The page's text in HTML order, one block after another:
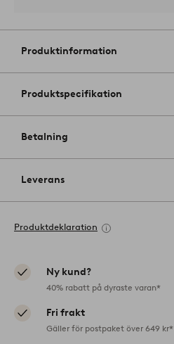
Produktinformation
Produktspecifikation
Betalning
Leverans
Produktdeklaration
Ny kund?
40% rabatt på dyraste varan*
Fri frakt
Gäller för postpaket över 649 kr*